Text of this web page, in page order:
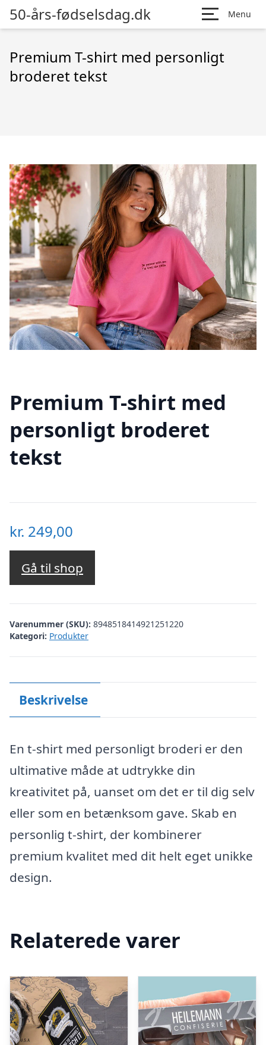
50-års-fødselsdag.dk Menu
Premium T-shirt med personligt
broderet tekst
Premium T-shirt med
personligt broderet
tekst
kr. 249,00
Gå til shop
Varenummer (SKU): 8948518414921251220
Kategori: Produkter
Beskrivelse
En t-shirt med personligt broderi er den
ultimative måde at udtrykke din
kreativitet på, uanset om det er til dig selv
eller som en betænksom gave. Skab en
personlig t-shirt, der kombinerer
premium kvalitet med dit helt eget unikke
design.
Relaterede varer